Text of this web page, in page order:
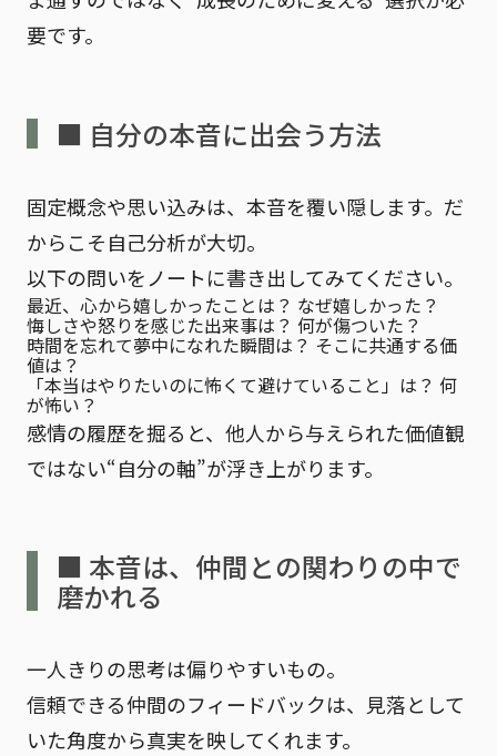
要です。
■ 自分の本音に出会う方法
固定概念や思い込みは、本音を覆い隠します。だ
からこそ自己分析が大切。
以下の問いをノートに書き出してみてください。
最近、心から嬉しかったことは？ なぜ嬉しかった？
悔しさや怒りを感じた出来事は？ 何が傷ついた？
時間を忘れて夢中になれた瞬間は？ そこに共通する価
値は？
「本当はやりたいのに怖くて避けていること」は？ 何
が怖い？
感情の履歴を掘ると、 他人から与えられた価値観
ではない“自分の軸”が浮き上がります。
■ 本音は、仲間との関わりの中で
磨かれる
一人きりの思考は偏りやすいもの。
信頼できる仲間のフィードバックは、見落として
いた角度から真実を映してくれます。